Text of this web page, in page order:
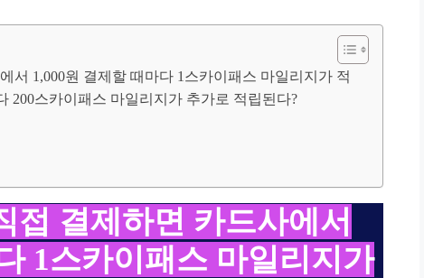
서 1,000원 ​​결제할 때마다 1스카이패스 마일리지가 적
200스카이패스 마일리지가 추가로 적립된다?
접 결제하면 카드사에서
1스카이패스 마일리지가